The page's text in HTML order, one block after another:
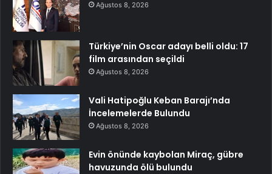
Ağustos 8, 2026
Türkiye’nin Oscar adayı belli oldu: 17
film arasından seçildi
Ağustos 8, 2026
Vali Hatipoğlu Keban Barajı’nda
İncelemelerde Bulundu
Ağustos 8, 2026
Evin önünde kaybolan Miraç, gübre
havuzunda ölü bulundu